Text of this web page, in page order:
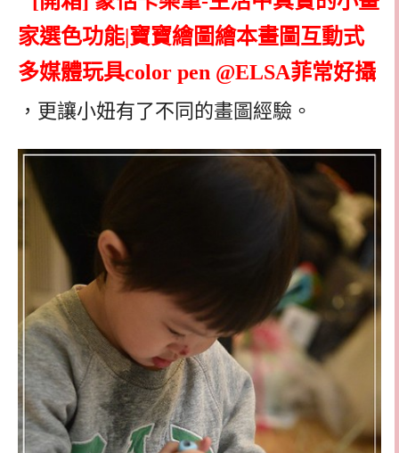
，更讓小妞有了不同的畫圖經驗。